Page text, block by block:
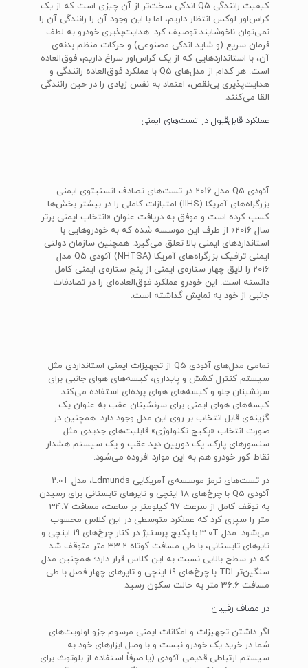
کیفیت رانندگی Q5 اندکی سخت‌تر از آن چیزی است که از یک
کراس‌اور لوکس انتظار داریم، اما با این وجود آن را رانندگی آن را
نمی‌توان ناخوشایند توصیف کرد. هدایت‌پذیری خودرو به لطف
فرمان سریع (و شاید اندکی مصنوعی) و حرکات منظم بدنه‌ی
آن، با استانداردهایی که از یک کراس‌اور سراغ داریم، فوق‌العاده
است. هر کدام از مدل‌های Q5 با عملکرد فوق‌العاده رانندگی و
هدایت‌پذیری بی‌نقص، اعتماد به نفس زیادی را در حین رانندگی
القا می‌کنند.
عملکرد قابل‌قبول در تست‌های ایمنی
آئودی Q5 مدل 2016 در تست‌های تصادف انستیتوی ایمنی
بزرگراه‌های آمریکا (IIHS) امتیازات کاملی را در بیشتر بخش‌ها
کسب کرده است و موفق به دریافت عنوان «انتخاب ایمنی برتر
سال 2016» از طرف این موسسه شده که به خودروهایی با
استانداردهای ایمنی بالا تعلق می‌گیرد. همچنین سازمان دولتی
ایمنی ترافیک بزرگراه‌های آمریکا (NHTSA) آئودی Q5 مدل
2016 را لایق چهار ستاره‌ی ایمنی از پنج ستاره‌ی ایمنی کامل
دانسته است. این خودرو عملکرد فوق‌العاده‌ای را در تصادفات
جانبی از خود به نمایش گذاشته است.
تمامی مدل‌های آئودی Q5 از تجهیزات ایمنی استانداردی مثل
سیستم کنترل کشش و پایداری، کیسه‌های هوای جانبی برای
سرنشینان جلو و کیسه‌های هوای پرده‌ای استفاده می‌کند.
کیسه‌های هوای ایمنی برای سرنشینان عقب به عنوان یک
گزینه‌ی قابل انتخاب بر روی این مدل وجود دارد. همچنین در
صورت انتخاب «پکیج تکنولوژی» قابلیت‌های جدیدی مثل
سنسورهای پارک، یک دوربین دید عقب و یک سیستم هشدار
نقاط کور خودرو هم به این موارد افزوده می‌شود.
در تست‌های ترمز موسسه‌ی آمریکایی Edmunds، مدل 2.0T
آئودی Q5 با چرخ‌های 18 اینچی و تایرهای تابستانی برای رسیدن
به توقف کامل از سرعت 97 کیلومتر بر ساعت، مسافت 34.7
متر را سپری کرد که عملکرد متوسطی در این کلاس محسوب
می‌شود. مدل 3.0T با پکیج پرستیژ در کنار چرخ‌های 19 اینچی و
تایرهای تابستانی، با طی مسافت کوتاه 33.2 متر متوقف شد
که در سطح بالایی نسبت به این کلاس قرار دارد؛ همچنین مدل
سنگین‌تر TDI با چرخ‌های 19 اینچی و تایرهای چهار فصل با طی
مسافت 36.6 متر به حالت سکون رسید.
در مصاف رقیبان
اگر داشتن تجهیزات و امکانات ایمنی مرسوم جزو اولویت‌های
شما در خرید یک خودرو نیست و با وصل ابزارهای خود به
سیستم ارتباطی قدیمی آئودی (یا صرفاً استفاده از بلوتوث برای